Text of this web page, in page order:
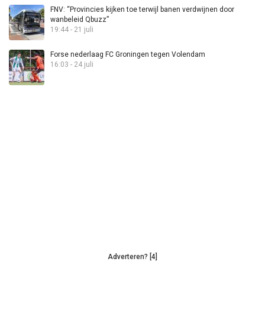
FNV: “Provincies kijken toe terwijl banen verdwijnen door
wanbeleid Qbuzz”
19:44 - 21 juli
Forse nederlaag FC Groningen tegen Volendam
16:03 - 24 juli
Adverteren? [4]